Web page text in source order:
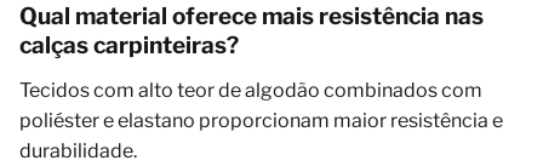
Qual material oferece mais resistência nas
calças carpinteiras?
Tecidos com alto teor de algodão combinados com
poliéster e elastano proporcionam maior resistência e
durabilidade.